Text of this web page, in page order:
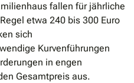
fallen für jährliche
etwa 240 bis 300 Euro
sich
Kurvenführungen
in engen
Gesamtpreis aus.